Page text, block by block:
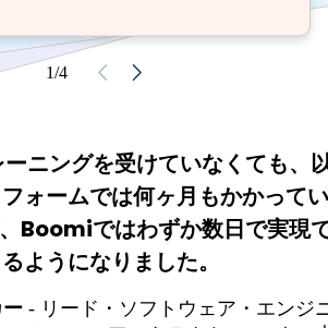
1/4
ニングを受けていなくても、
ォームでは何ヶ月もかかってい
Boomiではわずか数日で実現
ようになりました。
- リード・ソフトウェア・エンジ